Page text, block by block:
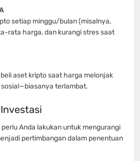
setiap minggu/bulan (misalnya,
rata harga, dan kurangi stres saat
aset kripto saat harga melonjak
terlambat.
Anda lakukan untuk mengurangi
pertimbangan dalam penentuan